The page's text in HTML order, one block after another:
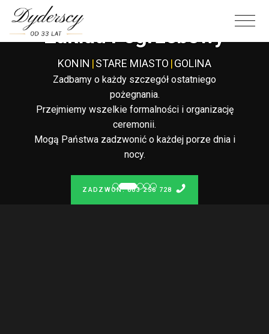
Całodobowy
Zakład Pogrzebowy
KONIN |STARE MIASTO |GOLINA
Zadbamy o każdy szczegół ostatniego
pożegnania.
Przejmiemy wszelkie formalności i organizację
ceremonii.
Mogą Państwa zadzwonić o każdej porze dnia i
nocy.
ZADZWOŃ: 603 256 728